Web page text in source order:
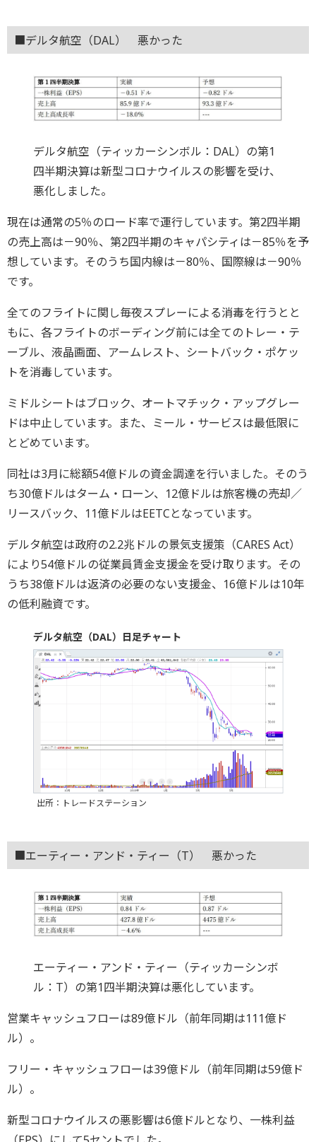
■デルタ航空（DAL） 悪かった
デルタ航空（ティッカーシンボル：DAL）の第1
四半期決算は新型コロナウイルスの影響を受け、
悪化しました。
現在は通常の5％のロード率で運行しています。第2四半期
の売上高は－90％、第2四半期のキャパシティは－85％を予
想しています。そのうち国内線は－80％、国際線は－90％
です。
全てのフライトに関し毎夜スプレーによる消毒を行うとと
もに、各フライトのボーディング前には全てのトレー・テ
ーブル、液晶画面、アームレスト、シートバック・ポケッ
トを消毒しています。
ミドルシートはブロック、オートマチック・アップグレー
ドは中止しています。また、ミール・サービスは最低限に
とどめています。
同社は3月に総額54億ドルの資金調達を行いました。そのう
ち30億ドルはターム・ローン、12億ドルは旅客機の売却／
リースバック、11億ドルはEETCとなっています。
デルタ航空は政府の2.2兆ドルの景気支援策（CARES Act）
により54億ドルの従業員賃金支援金を受け取ります。その
うち38億ドルは返済の必要のない支援金、16億ドルは10年
の低利融資です。
デルタ航空（DAL）日足チャート
出所：トレードステーション
■エーティー・アンド・ティー（T） 悪かった
エーティー・アンド・ティー（ティッカーシンボ
ル：T）の第1四半期決算は悪化しています。
営業キャッシュフローは89億ドル（前年同期は111億ド
ル）。
フリー・キャッシュフローは39億ドル（前年同期は59億ド
ル）。
新型コロナウイルスの悪影響は6億ドルとなり、一株利益